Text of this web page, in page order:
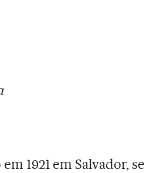
1921 em Salvador, se